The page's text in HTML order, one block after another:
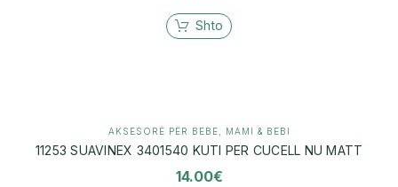
Shto
AKSESORË PËR BEBE MAMI & BEBI
11253 SUAVINEX 3401540 KUTI PER CUCELL NU MATT
14.00€